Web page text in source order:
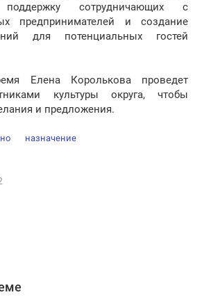
поддержку сотрудничающих с
предпринимателей и создание
для потенциальных гостей
Елена Королькова проведет
культуры округа, чтобы
и предложения.
назначение